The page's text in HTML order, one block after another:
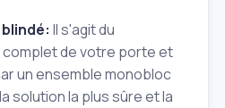
Il s'agit du
de votre porte et
un ensemble monobloc
solution la plus sûre et la